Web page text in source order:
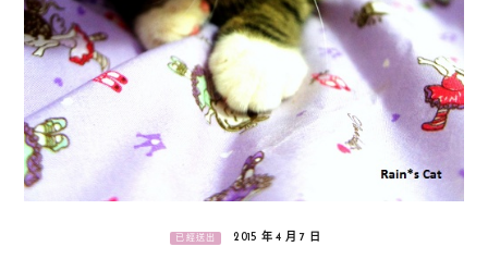
已經送出 2015 年 4 月 7 日